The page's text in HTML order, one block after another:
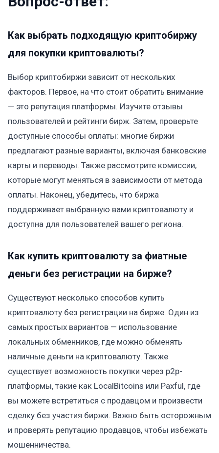
Как выбрать подходящую криптобиржу
для покупки криптовалюты?
Выбор криптобиржи зависит от нескольких
факторов. Первое, на что стоит обратить внимание
— это репутация платформы. Изучите отзывы
пользователей и рейтинги бирж. Затем, проверьте
доступные способы оплаты: многие биржи
предлагают разные варианты, включая банковские
карты и переводы. Также рассмотрите комиссии,
которые могут меняться в зависимости от метода
оплаты. Наконец, убедитесь, что биржа
поддерживает выбранную вами криптовалюту и
доступна для пользователей вашего региона.
Как купить криптовалюту за фиатные
деньги без регистрации на бирже?
Существуют несколько способов купить
криптовалюту без регистрации на бирже. Один из
самых простых вариантов — использование
локальных обменников, где можно обменять
наличные деньги на криптовалюту. Также
существует возможность покупки через p2p-
платформы, такие как LocalBitcoins или Paxful, где
вы можете встретиться с продавцом и произвести
сделку без участия биржи. Важно быть осторожным
и проверять репутацию продавцов, чтобы избежать
мошенничества.